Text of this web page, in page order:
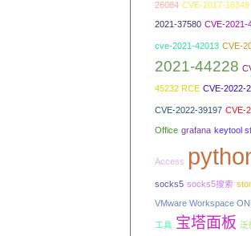
26084 CVE-2017-18349
2021-37580 CVE-2021-
cve-2021-42013 CVE-
2021-44228
45232 RCE CVE-2022-
CVE-2022-39197 CVE-
Office grafana keytool
Access
socks5 socks5搜索
VMware Workspace
工具 宝塔面板 泛